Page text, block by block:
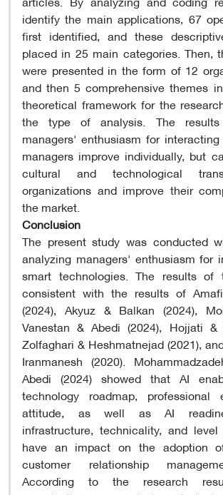
identify the main applications, 67
first identified, and these
placed in 25 main categories. Then,
were presented in the form of 12
and then 5 comprehensive themes
theoretical framework for the
the type of analysis. The
managers' enthusiasm for
managers improve individually, but
cultural and technological
organizations and improve their
the market.
Conclusion
The present study was conducted
analyzing managers' enthusiasm for
smart technologies. The results
consistent with the results of
(2024), Akyuz & Balkan (2024),
Vanestan & Abedi (2024), Hojjati &
Zolfaghari & Heshmatnejad (2021),
Iranmanesh (2020).
Abedi (2024) showed that AI
technology roadmap, professional
attitude, as well as AI
infrastructure, technicality, and
have an impact on the adoption
customer relationship
According to the research